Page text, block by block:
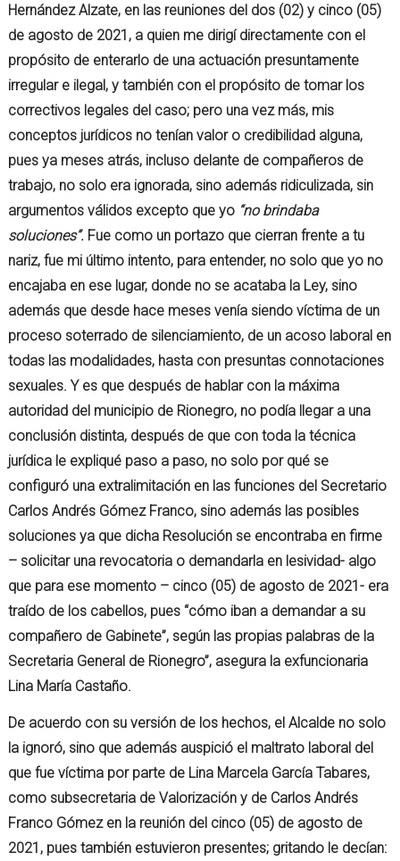
Hernández Alzate, en las reuniones del dos (02) y cinco (05)
de agosto de 2021, a quien me dirigí directamente con el
propósito de enterarlo de una actuación presuntamente
irregular e ilegal, y también con el propósito de tomar los
correctivos legales del caso; pero una vez más, mis
conceptos jurídicos no tenían valor o credibilidad alguna,
pues ya meses atrás, incluso delante de compañeros de
trabajo, no solo era ignorada, sino además ridiculizada, sin
argumentos válidos excepto que yo “no brindaba
soluciones”. Fue como un portazo que cierran frente a tu
nariz, fue mi último intento, para entender, no solo que yo no
encajaba en ese lugar, donde no se acataba la Ley, sino
además que desde hace meses venía siendo víctima de un
proceso soterrado de silenciamiento, de un acoso laboral en
todas las modalidades, hasta con presuntas connotaciones
sexuales. Y es que después de hablar con la máxima
autoridad del municipio de Rionegro, no podía llegar a una
conclusión distinta, después de que con toda la técnica
jurídica le expliqué paso a paso, no solo por qué se
configuró una extralimitación en las funciones del Secretario
Carlos Andrés Gómez Franco, sino además las posibles
soluciones ya que dicha Resolución se encontraba en firme
– solicitar una revocatoria o demandarla en lesividad- algo
que para ese momento – cinco (05) de agosto de 2021- era
traído de los cabellos, pues “cómo iban a demandar a su
compañero de Gabinete”, según las propias palabras de la
Secretaria General de Rionegro”, asegura la exfuncionaria
Lina María Castaño.
De acuerdo con su versión de los hechos, el Alcalde no solo
la ignoró, sino que además auspició el maltrato laboral del
que fue víctima por parte de Lina Marcela García Tabares,
como subsecretaria de Valorización y de Carlos Andrés
Franco Gómez en la reunión del cinco (05) de agosto de
2021, pues también estuvieron presentes; gritando le decían: